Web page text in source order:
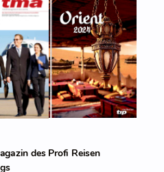
des Profi Reisen